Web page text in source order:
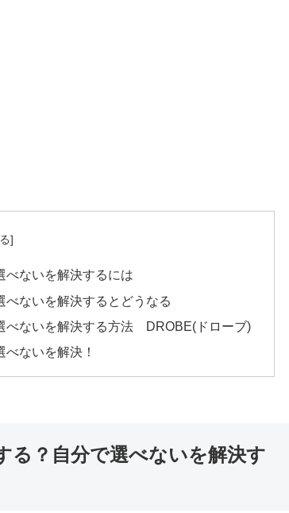
べないを解決するには
ないを解決するとどうなる
べないを解決する方法 DROBE(ドローブ)
ないを解決！
る？自分で選べないを解決す